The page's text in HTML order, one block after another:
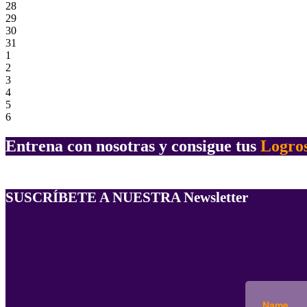
28
29
30
31
1
2
3
4
5
6
Entrena con nosotras y consigue tus
SUSCRÍBETE A NUESTRA Newsletter